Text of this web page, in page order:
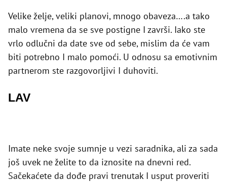
Velike želje, veliki planovi, mnogo obaveza….a tako
malo vremena da se sve postigne I završi. Iako ste
vrlo odlučni da date sve od sebe, mislim da će vam
biti potrebno I malo pomoći. U odnosu sa emotivnim
partnerom ste razgovorljivi I duhoviti.
LAV
Imate neke svoje sumnje u vezi saradnika, ali za sada
još uvek ne želite to da iznosite na dnevni red.
Sačekaćete da dođe pravi trenutak I usput proveriti